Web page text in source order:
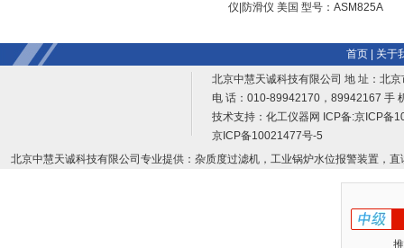
仪|防滑仪 美国 型号：ASM825A
首页|
关于
北京中慧天诚科技有限公司 地 址：北
电 话：010-89942170，89942167 手
技术支持： 化工仪器网 ICP备:京ICP备
京ICP备10021477号-5
北京中慧天诚科技有限公司专业提供：杂质度过滤机，工业锅炉水位报警装置，